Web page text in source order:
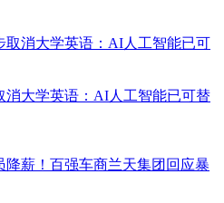
消大学英语：AI人工智能已可替